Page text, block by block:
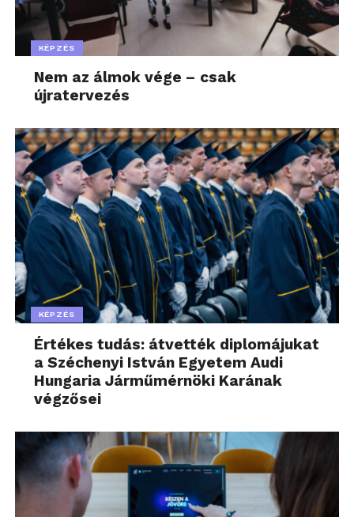
KÉPZÉS
Nem az álmok vége – csak
újratervezés
KÉPZÉS
Értékes tudás: átvették diplomájukat
a Széchenyi István Egyetem Audi
Hungaria Járműmérnöki Karának
végzősei